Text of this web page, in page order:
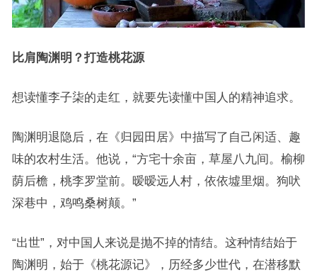
比肩陶渊明？打造桃花源
想读懂李子柒的走红，就要先读懂中国人的精神追求。
陶渊明退隐后，在《归园田居》中描写了自己闲适、趣
味的农村生活。他说，“方宅十余亩，草屋八九间。榆柳
荫后檐，桃李罗堂前。暧暧远人村，依依墟里烟。狗吠
深巷中，鸡鸣桑树颠。”
“出世”，对中国人来说是抛不掉的情结。这种情结始于
陶渊明，始于《桃花源记》，历经多少世代，在潜移默